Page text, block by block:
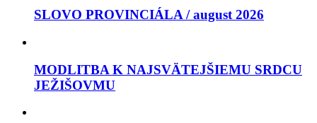
SLOVO PROVINCIÁLA / august 2026
MODLITBA K NAJSVÄTEJŠIEMU SRDCU
JEŽIŠOVMU